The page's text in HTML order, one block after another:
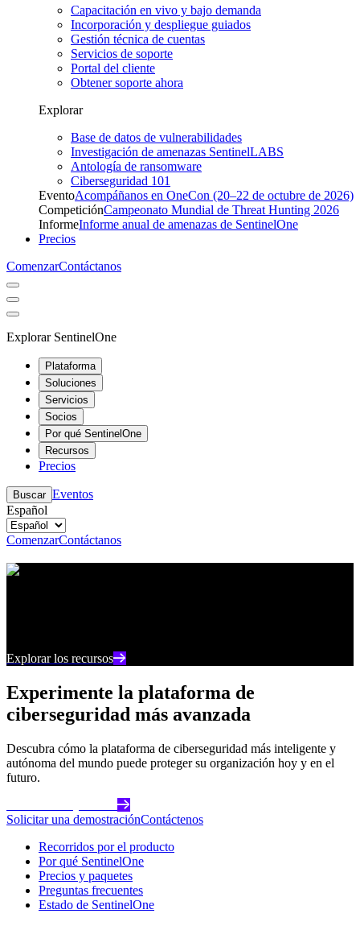
Capacitación en vivo y bajo demanda
Incorporación y despliegue guiados
Gestión técnica de cuentas
Servicios de soporte
Portal del cliente
Obtener soporte ahora
Explorar
Base de datos de vulnerabilidades
Investigación de amenazas SentinelLABS
Antología de ransomware
Ciberseguridad 101
EventoAcompáñanos en OneCon (20–22 de octubre de 2026)
CompeticiónCampeonato Mundial de Threat Hunting 2026
InformeInforme anual de amenazas de SentinelOne
Precios
ComenzarContáctanos
Explorar SentinelOne
Plataforma
Soluciones
Servicios
Socios
Por qué SentinelOne
Recursos
Precios
Buscar Eventos
Español
ComenzarContáctanos
Centro de recursos
Explorar los recursos
Experimente la plataforma de
ciberseguridad más avanzada
Descubra cómo la plataforma de ciberseguridad más inteligente y
autónoma del mundo puede proteger su organización hoy y en el
futuro.
Solicitar una demostraciónContáctenos
Recorridos por el producto
Por qué SentinelOne
Precios y paquetes
Preguntas frecuentes
Estado de SentinelOne